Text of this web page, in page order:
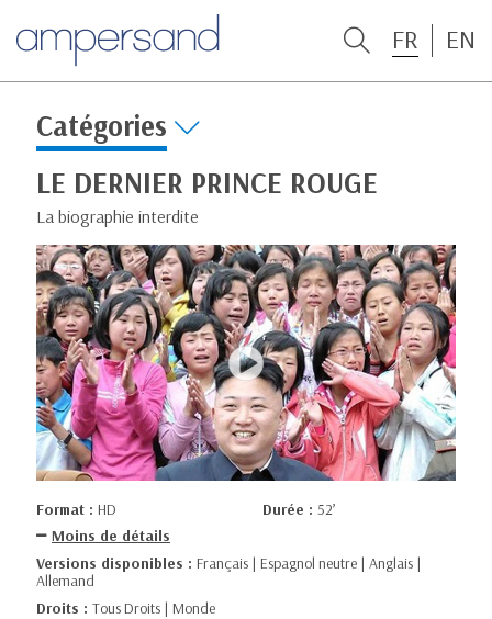
FR EN
Catégories
LE DERNIER PRINCE ROUGE
La biographie interdite
Format : HD Durée : 52’
Moins de détails
Versions disponibles : Français | Espagnol neutre | Anglais |
Allemand
Droits : Tous Droits | Monde